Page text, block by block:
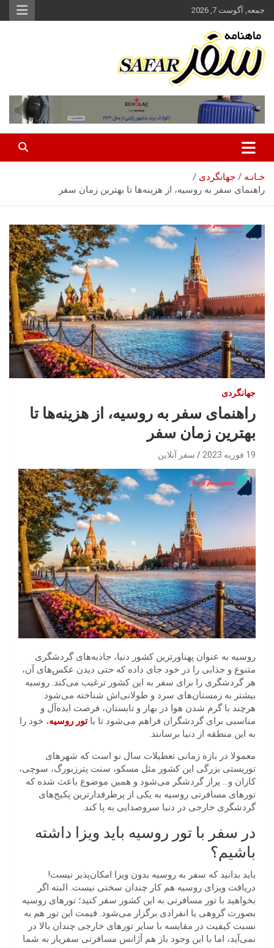
محتوا
بروید
جمعه, آگوست 7, 2026
سفر آنلاین
خـانـه
جهانگردی
راهنمای سفر به روسیه، از هزینه‌ها تا بهترین زمان سفر
جهانگردی
راهنمای سفر به روسیه، از هزینه‌ها تا
بهترین زمان سفر
19 فوریه 2023 سفر آنلاین
روسیه به‌ عنوان پهناورترین کشور دنیا، جاذبه‌های گردشگری
متنوع و جذابی را در خود جای داده که حتی دیدن عکس‌های آن،
هر گردشگری را برای سفر به این کشور ترغیب می‌کند. روسیه
بیشتر به زمستان‌‌های سرد و طولانی‌‌اش شناخته می‌شود.
هرچند با گرم‌ شدن هوا در بهار و تابستان، فرصت ایده‌آل و
مناسبی برای گردشگران فراهم می‌شود تا باتور روسیه، خود را
به این منطقه از دنیا برسانند.
معمولا در بازه زمانی تعطیلات سال نو است که شهرهای
توریستی بزرگی این کشور مثل مسکو، سنت پترزبورگ، سوچی،
کازان و… پراز گردشگر می‌شود و همین موضوع باعث شده که
تورهای مسافرتی روسیه به یکی از پرطرفدارترین پکیج‌‌های
گردشگری خارجی در دنیا سرو‌صدایی به پا کند.
در سفر با تور روسیه باید ویزا داشته
باشیم؟
باید بدانید که سفر به روسیه بدون ویزا امکان‌پذیر نیست!
دریافت ویزای روسیه هم کار چندان سختی نیست. البته اگر
بخواهید با تور مسافرتی به این کشور سفر کنید؛ تورهای روسیه
بصورت گروهی یا انفرادی برگزار می‌شود. قیمت این تور هم به
نسبت کیفیت در مقایسه با سایر تورهای خارجی چندان بالا در
نمی‌آید، اما با این وجود باز هم آژانس مسافرتی سفریار به شما